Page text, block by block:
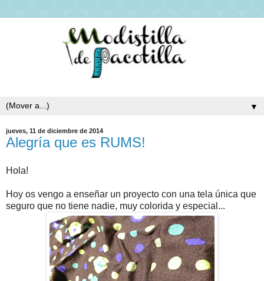
▼
jueves, 11 de diciembre de 2014
Alegría que es RUMS!
Hola!
Hoy os vengo a enseñar un proyecto con una tela única que
seguro que no tiene nadie, muy colorida y especial...